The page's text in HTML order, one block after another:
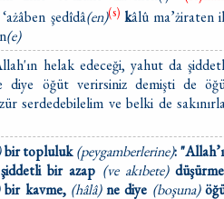
şedîdâ(en)(s) kâlû ma’żiraten
(e)
helak edeceği, yahut da
diye öğüt verirsiniz demişti de
serdedebilelim ve belki de
bir topluluk(peygamberlerine):
bir azap (ve akıbete)
bir kavme, (hâlâ)ne diye (boşuna)